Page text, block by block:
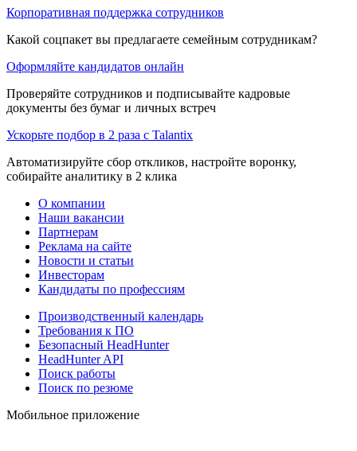
Корпоративная поддержка сотрудников
Какой соцпакет вы предлагаете семейным сотрудникам?
Оформляйте кандидатов онлайн
Проверяйте сотрудников и подписывайте кадровые
документы без бумаг и личных встреч
Ускорьте подбор в 2 раза с Talantix
Автоматизируйте сбор откликов, настройте воронку,
собирайте аналитику в 2 клика
О компании
Наши вакансии
Партнерам
Реклама на сайте
Новости и статьи
Инвесторам
Кандидаты по профессиям
Производственный календарь
Требования к ПО
Безопасный HeadHunter
HeadHunter API
Поиск работы
Поиск по резюме
Мобильное приложение